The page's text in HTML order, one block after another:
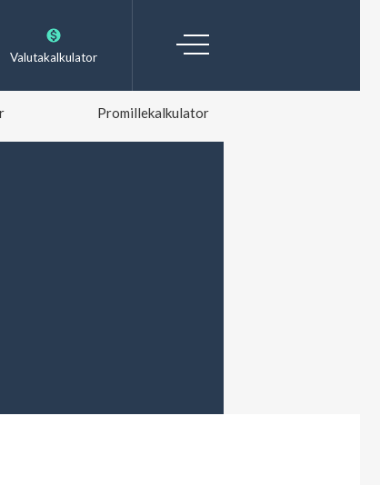
Valutakalkulator
Promillekalkulator